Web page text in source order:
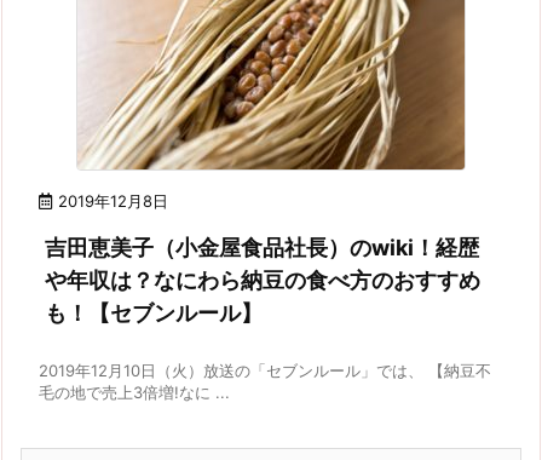
2019年12月8日
吉田恵美子（小金屋食品社長）のwiki！経歴
や年収は？なにわら納豆の食べ方のおすすめ
も！【セブンルール】
2019年12月10日（火）放送の「セブンルール」では、 【納豆不
毛の地で売上3倍増!なに ...